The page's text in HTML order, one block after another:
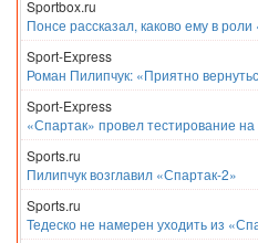
Sportbox.ru
Понсе рассказал, каково ему в
Sport-Express
Роман Пилипчук: «Приятно
Sport-Express
«Спартак» провел тестирование
Sports.ru
Пилипчук возглавил «Спартак-2»
Sports.ru
Тедеско не намерен уходить из